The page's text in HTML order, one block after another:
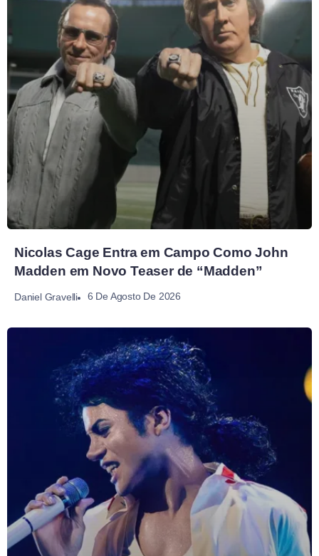
Nicolas Cage Entra em Campo Como John
Madden em Novo Teaser de “Madden”
Daniel Gravelli 6 De Agosto De 2026